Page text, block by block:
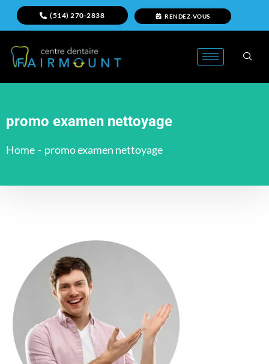
(514) 270-2838 RENDEZ-VOUS
promo examen nettoyage
Home - promo examen nettoyage